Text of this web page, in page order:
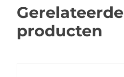
Gerelateerde
producten